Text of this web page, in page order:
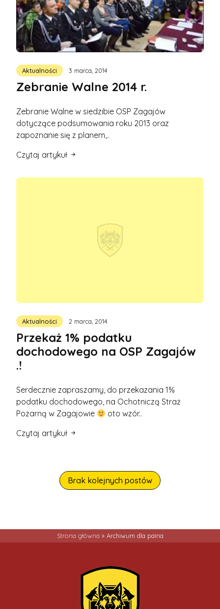
Aktualności 3 marca, 2014
Zebranie Walne 2014 r.
Zebranie Walne w siedzibie OSP Zagajów
dotyczące podsumowania roku 2013 oraz
zapoznanie się z planem,..
Czytaj artykuł
Aktualności 2 marca, 2014
Przekaż 1% podatku
dochodowego na OSP Zagajów
.!
Serdecznie zapraszamy, do przekazania 1%
podatku dochodowego, na Ochotniczą Straż
Pożarną w Zagajowie
oto wzór..
Czytaj artykuł
Brak kolejnych postów
Strona główna » Archiwum dla paina